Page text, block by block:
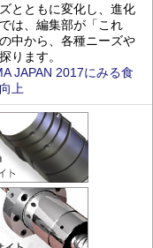
とともに変化し、進化
は、編集部が「これ
中から、各種ニーズや
ります。
JAPAN 2017にみる食
上